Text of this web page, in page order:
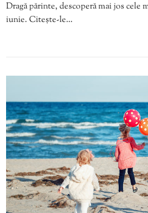
Dragă părinte, descoperă mai jos cele
iunie. Citește-le…